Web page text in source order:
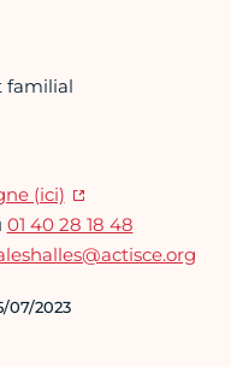
familial
(ici)
01 40 28 18 48
07/2023